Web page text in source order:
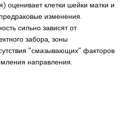
оценивает клетки шейки матки и
изменения.
сильно зависят от
забора, зоны
"смазывающих" факторов
направления.